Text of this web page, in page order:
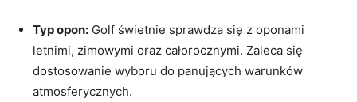
Typ ‌opon: Golf świetnie sprawdza się z oponami
letnimi, zimowymi oraz‌ całorocznymi. ⁣Zaleca się
dostosowanie ⁤wyboru do ​panujących warunków
⁢atmosferycznych.